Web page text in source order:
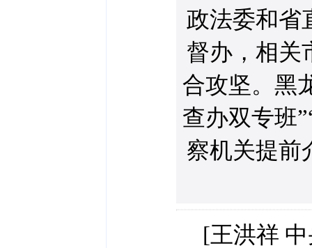
政法委和省
督办，相关
合攻坚。黑
查办双专班
察机关提前
[王洪祥